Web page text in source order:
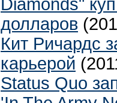
Diamonds"
долларов
Кит Ричардс
карьерой
Status Quo